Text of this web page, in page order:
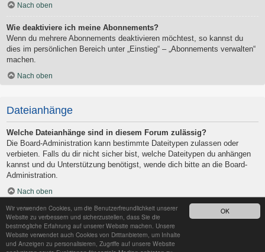
OK
Wir verwenden Cookies, um die Benutzerfreundlichkeit unserer
Website zu verbessern und sicherzustellen, dass Sie die
bestmögliche Erfahrung auf unserer Website machen. Unsere
Website verwendet auch Cookies von Drittanbietern, um Inhalte
und Anzeigen zu personalisieren, Zugriffe auf unsere Website
Nach oben
Wie deaktiviere ich meine Abonnements?
Wenn du mehrere Abonnements deaktivieren möchtest, so kannst du
dies im persönlichen Bereich unter „Einstieg“ – „Abonnements verwalten“
machen.
Nach oben
Dateianhänge
Welche Dateianhänge sind in diesem Forum zulässig?
Die Board-Administration kann bestimmte Dateitypen zulassen oder
verbieten. Falls du dir nicht sicher bist, welche Dateitypen du anhängen
kannst und du Unterstützung benötigst, wende dich bitte an die Board-
Administration.
Nach oben
Kann ich eine Übersicht all meiner Dateianhänge erhalten?
Um eine Liste all deiner Dateianhänge zu erhalten, gehe in den
persönlichen Bereich. Dort findest du unter „Einstieg“ einen Punkt
„Dateianhänge verwalten“, über den du eine Liste deiner Dateianhänge